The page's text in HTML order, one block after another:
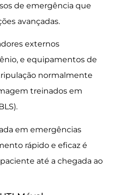
de emergência que
avançadas.
externos
e equipamentos de
normalmente
treinados em
em emergências
rápido e eficaz é
até a chegada ao